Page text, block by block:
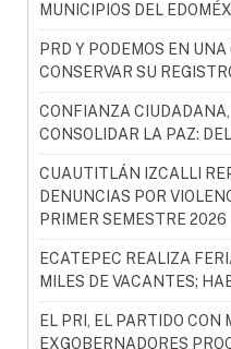
MUNICIPIOS DEL EDOMÉX
PRD Y PODEMOS EN
CONSERVAR SU
CONFIANZA CIUDADANA,
CONSOLIDAR LA PAZ:
CUAUTITLÁN IZCALLI
DENUNCIAS POR
PRIMER SEMESTRE 2026
ECATEPEC REALIZA
MILES DE VACANTES;
EL PRI, EL PARTIDO CON
EXGOBERNADORES